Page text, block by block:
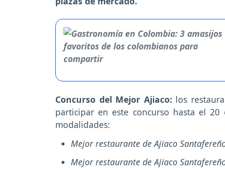
Concurso del Mejor Ajiaco: los
participar en este concurso hasta el
modalidades:
Mejor restaurante de Ajiaco
Mejor restaurante de Ajiaco